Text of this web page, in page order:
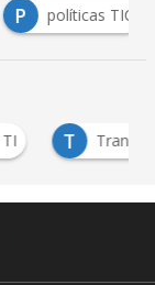
P políticas TIC
Transformación